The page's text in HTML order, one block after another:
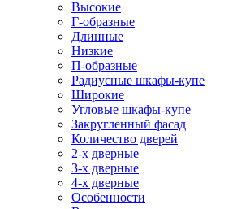
Высокие
Г-образные
Длинные
Низкие
П-образные
Радиусные шкафы-купе
Широкие
Угловые шкафы-купе
Закругленный фасад
Количество дверей
2-х дверные
3-х дверные
4-х дверные
Особенности